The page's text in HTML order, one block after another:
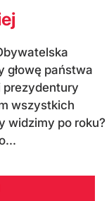
głowę państwa
prezydentury
wszystkich
widzimy po roku?